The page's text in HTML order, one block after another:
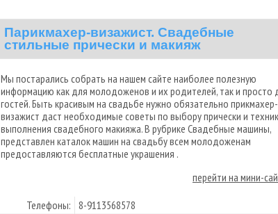
Парикмахер-визажист. Свадебные
стильные прически и макияж
Мы постарались собрать на нашем сайте наиболее полезную
информацию как для молодоженов и их родителей, так и просто
гостей. Быть красивым на свадьбе нужно обязательно прикмахер-
визажист даст необходимые советы по выбору прически и
выполнения свадебного макияжа. В рубрике Свадебные машины,
представлен каталок машин на свадьбу всем молодоженам
предоставляются бесплатные украшения .
перейти на мини-
Телефоны: 8-9113568578